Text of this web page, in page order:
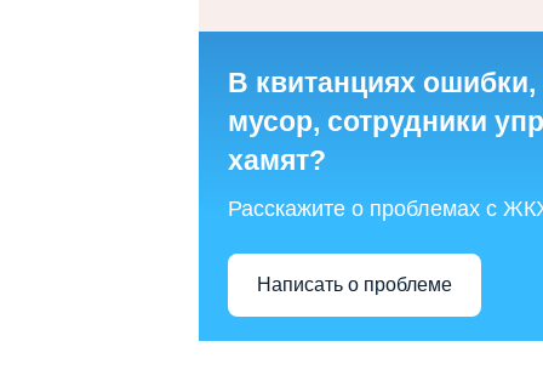
В квитанциях
мусор, сотрудники
хамят?
Расскажите о проблемах с
Написать о проблеме